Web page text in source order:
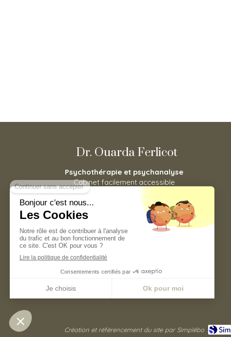
Dr. Ouarda Ferlicot
Psychothérapie et psychanalyse
Cabinet facilement accessible
depuis Asnières-sur-Seine,
Houilles, Carrières-sur-Seine, La
Garenne-Colombes, Bois-
Colombes, Nanterre, Colombes,
Bois-Colombes, Puteaux mais
aussi Levallois-Perret.
©2020 Ouarda Ferlicot - Psychothérapie
Création et référencement du site par Simplébo